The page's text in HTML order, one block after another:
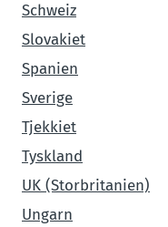
Schweiz
Slovakiet
Spanien
Sverige
Tjekkiet
Tyskland
UK (Storbritanien)
Ungarn